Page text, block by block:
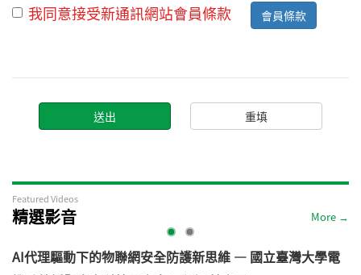
我同意接受新通訊網站會員條款
會員條款
Featured Videos
精選影音 More →
AI代理驅動下的物聯網安全防護新思維 — 國立臺灣大學電